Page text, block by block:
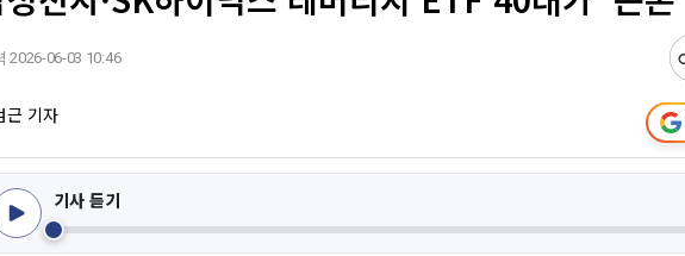
2026-06-03 10:46
근 기자
기사 듣기